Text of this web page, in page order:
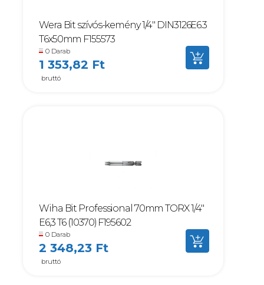
Wera Bit szívós-kemény 1/4" DIN3126E6.3
T6x50mm F155573
0 Darab
1 353,82 Ft
bruttó
Wiha Bit Professional 70mm TORX 1/4"
E6,3 T6 (10370) F195602
0 Darab
2 348,23 Ft
bruttó